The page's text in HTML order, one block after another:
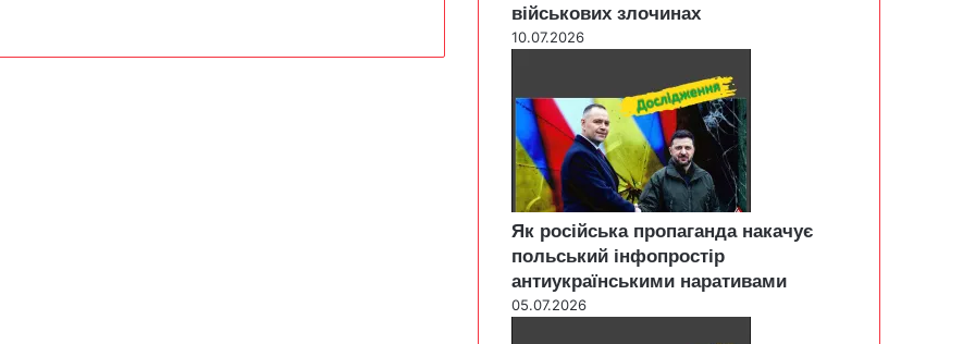
військових злочинах
10.07.2026
Як російська пропаганда накачує
польський інфопростір
антиукраїнськими наративами
05.07.2026